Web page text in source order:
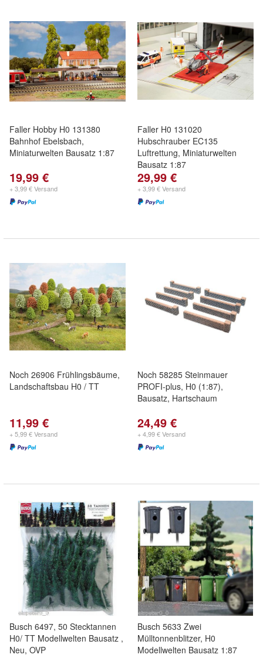
Faller Hobby H0 131380
Bahnhof Ebelsbach,
Miniaturwelten Bausatz 1:87
19,99 €
+ 3,99 € Versand
Faller H0 131020
Hubschrauber EC135
Luftrettung, Miniaturwelten
Bausatz 1:87
29,99 €
+ 3,99 € Versand
Noch 26906 Frühlingsbäume,
Landschaftsbau H0 / TT
11,99 €
+ 5,99 € Versand
Noch 58285 Steinmauer
PROFI-plus, H0 (1:87),
Bausatz, Hartschaum
24,49 €
+ 4,99 € Versand
Busch 6497, 50 Stecktannen
H0/ TT Modellwelten Bausatz ,
Neu, OVP
Busch 5633 Zwei
Mülltonnenblitzer, H0
Modellwelten Bausatz 1:87